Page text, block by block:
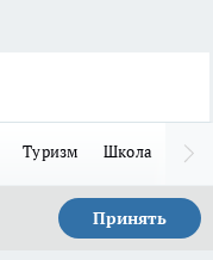
Туризм Школа
Принять